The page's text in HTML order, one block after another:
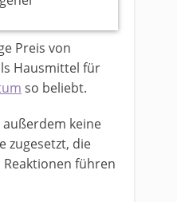
Preis von
Hausmittel für
so beliebt.
außerdem keine
zugesetzt, die
führen